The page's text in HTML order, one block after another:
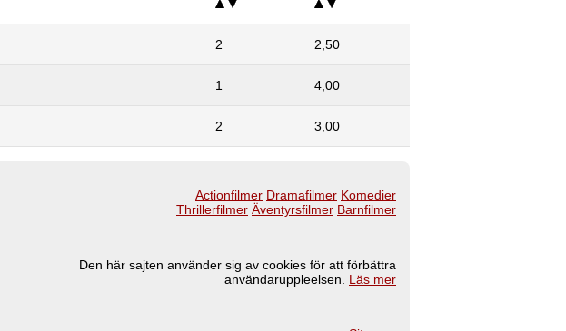
2 2,50
1 4,00
2 3,00
Actionfilmer Dramafilmer Komedier
Thrillerfilmer Äventyrsfilmer Barnfilmer
Den här sajten använder sig av cookies för att förbättra
användaruppleelsen. Läs mer